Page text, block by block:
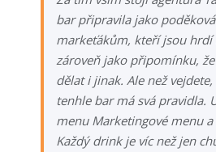
bar připravila jako
markeťákům, kteří jsou hrdí
zároveň jako připomínku,
dělat i jinak. Ale než
tenhle bar má svá pravidla.
menu Marketingové menu a
Každý drink je víc než jen